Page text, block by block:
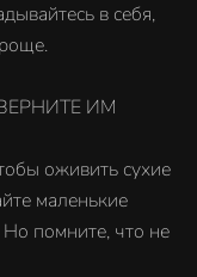
в себя,
ИМ
оживить сухие
маленькие
Но помните, что не